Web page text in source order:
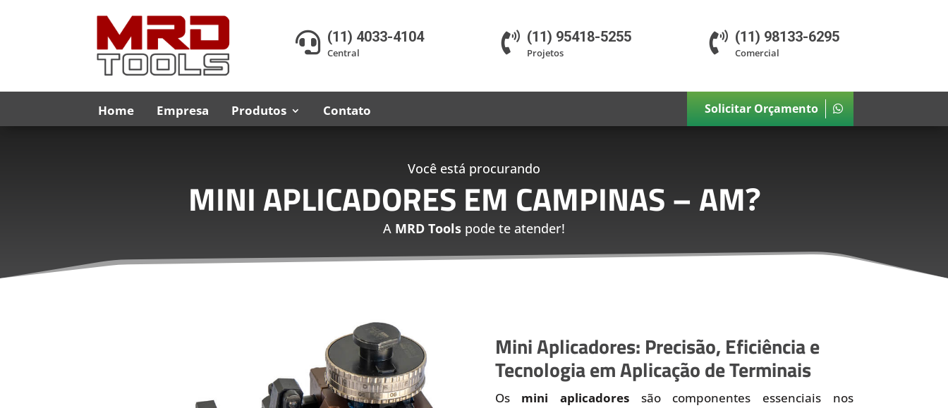
 (11) 4033-4104
Central  (11) 95418-5255
Projetos  (11) 98133-6295
Comercial
Home Empresa Produtos Contato Solicitar Orçamento
Você está procurando
MINI APLICADORES EM CAMPINAS – AM?
A MRD Tools pode te atender!
Mini Aplicadores: Precisão, Eficiência e
Tecnologia em Aplicação de Terminais
Os mini aplicadoressão componentes essenciais nos